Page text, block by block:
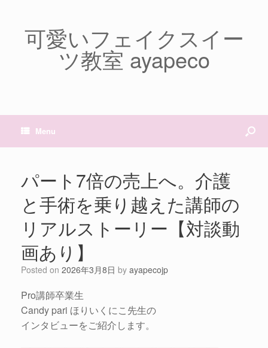
可愛いフェイクスイー
ツ教室 ayapeco
Menu
パート7倍の売上へ。介護
と手術を乗り越えた講師の
リアルストーリー【対談動
画あり】
Posted on 2026年3月8日 by ayapecojp
Pro講師卒業生
Candy pari ほりいくにこ先生の
インタビューをご紹介します。